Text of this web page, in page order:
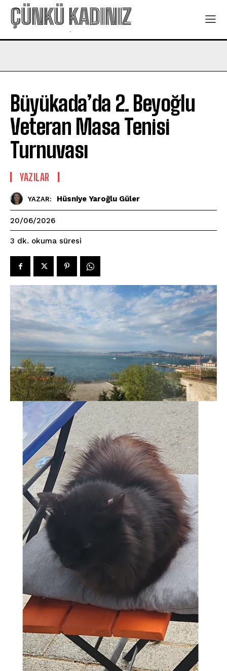
ÇÜNKÜ KADINIZ
-
Büyükada’da 2. Beyoğlu
Veteran Masa Tenisi
Turnuvası
YAZILAR
YAZAR: Hüsniye Yaroğlu Güler
20/06/2026
3 dk. okuma süresi